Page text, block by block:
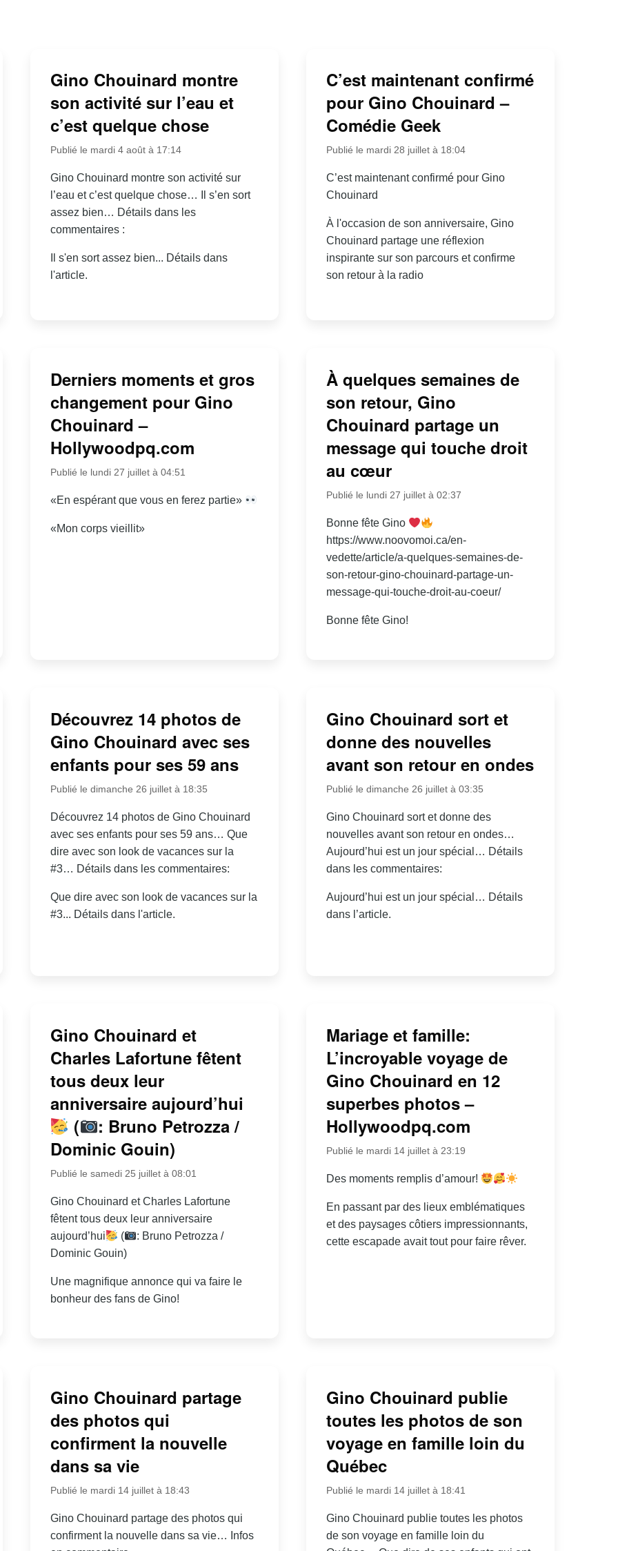
Gino Chouinard montre
son activité sur l’eau et
c’est quelque chose
Publié le mardi 4 août à 17:14
Gino Chouinard montre son activité sur
l’eau et c’est quelque chose… Il s’en sort
assez bien… Détails dans les
commentaires :
Il s'en sort assez bien... Détails dans
l'article.
C’est maintenant confirmé
pour Gino Chouinard –
Comédie Geek
Publié le mardi 28 juillet à 18:04
C’est maintenant confirmé pour Gino
Chouinard
À l'occasion de son anniversaire, Gino
Chouinard partage une réflexion
inspirante sur son parcours et confirme
son retour à la radio
Derniers moments et gros
changement pour Gino
Chouinard –
Hollywoodpq.com
Publié le lundi 27 juillet à 04:51
«En espérant que vous en ferez partie»
«Mon corps vieillit»
À quelques semaines de
son retour, Gino
Chouinard partage un
message qui touche droit
au cœur
Publié le lundi 27 juillet à 02:37
Bonne fête Gino
https://www.noovomoi.ca/en-
vedette/article/a-quelques-semaines-de-
son-retour-gino-chouinard-partage-un-
message-qui-touche-droit-au-coeur/
Bonne fête Gino!
Découvrez 14 photos de
Gino Chouinard avec ses
enfants pour ses 59 ans
Publié le dimanche 26 juillet à 18:35
Découvrez 14 photos de Gino Chouinard
avec ses enfants pour ses 59 ans… Que
dire avec son look de vacances sur la
#3… Détails dans les commentaires:
Que dire avec son look de vacances sur la
#3... Détails dans l'article.
Gino Chouinard sort et
donne des nouvelles
avant son retour en ondes
Publié le dimanche 26 juillet à 03:35
Gino Chouinard sort et donne des
nouvelles avant son retour en ondes…
Aujourd’hui est un jour spécial… Détails
dans les commentaires:
Aujourd’hui est un jour spécial… Détails
dans l’article.
Gino Chouinard et
Charles Lafortune fêtent
tous deux leur
anniversaire aujourd’hui
(
: Bruno Petrozza /
Dominic Gouin)
Publié le samedi 25 juillet à 08:01
Gino Chouinard et Charles Lafortune
fêtent tous deux leur anniversaire
aujourd’hui
(
: Bruno Petrozza /
Dominic Gouin)
Une magnifique annonce qui va faire le
bonheur des fans de Gino!
Mariage et famille:
L’incroyable voyage de
Gino Chouinard en 12
superbes photos –
Hollywoodpq.com
Publié le mardi 14 juillet à 23:19
Des moments remplis d’amour!
En passant par des lieux emblématiques
et des paysages côtiers impressionnants,
cette escapade avait tout pour faire rêver.
Gino Chouinard partage
des photos qui
confirment la nouvelle
dans sa vie
Publié le mardi 14 juillet à 18:43
Gino Chouinard partage des photos qui
confirment la nouvelle dans sa vie… Infos
Gino Chouinard publie
toutes les photos de son
voyage en famille loin du
Québec
Publié le mardi 14 juillet à 18:41
Gino Chouinard publie toutes les photos
de son voyage en famille loin du